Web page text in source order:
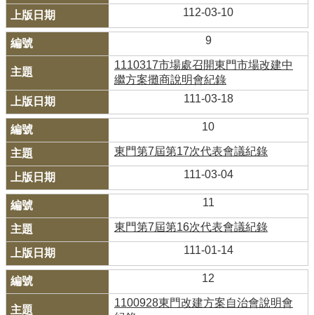
112-03-10
9
1110317市場處召開東門市場改建中
繼方案攤商說明會紀錄
111-03-18
10
東門第7屆第17次代表會議紀錄
111-03-04
11
東門第7屆第16次代表會議紀錄
111-01-14
12
1100928東門改建方案自治會說明會